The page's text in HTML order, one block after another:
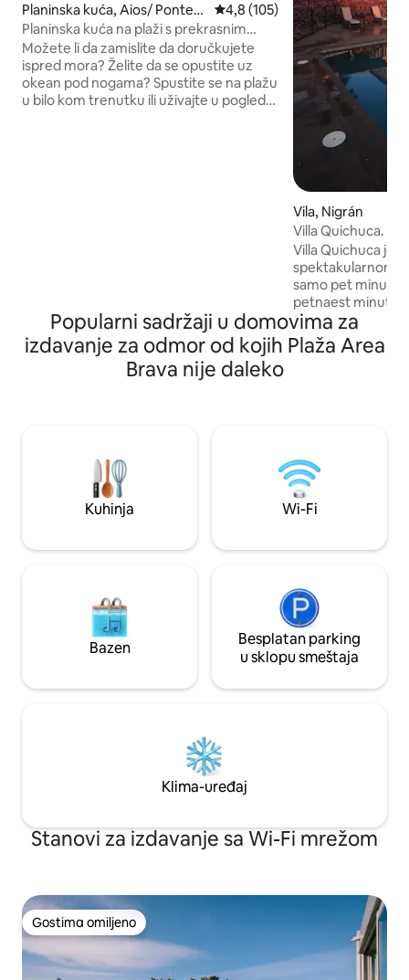
Planinska kuća, Aios/ Pontev
edra
Prosečna ocena 4,8 od 5,
4,8 (105)
Planinska kuća na plaži s prekrasnim
pogledom na ocean
Možete li da zamislite da doručkujete
ispred mora? Želite da se opustite uz
okean pod nogama? Spustite se na plažu
u bilo kom trenutku ili uživajte u pogledu
Vila, Nigrán
Villa Quichuca.
Villa Quichuca je
spektakularnom
samo pet minuta
petnaest minuta
posebnog
ovo 2025. godine. U kući, površine 440
m2, uživaćete u
šarmantan
Popularni sadržaji u domovima za
izdavanje za odmor od kojih Plaža Area
Brava nije daleko
Kuhinja Wi-Fi
Bazen
Besplatan parking
u sklopu smeštaja
Klima-uređaj
Stanovi za izdavanje sa Wi-Fi mrežom
Gostima omiljeno
Gostima omiljeno